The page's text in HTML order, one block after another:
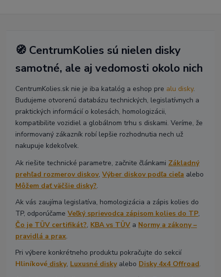
🧭 CentrumKolies sú nielen disky
samotné, ale aj vedomosti okolo nich
CentrumKolies.sk nie je iba katalóg a eshop pre alu disky.
Budujeme otvorenú databázu technických, legislatívnych a
praktických informácií o kolesách, homologizácii,
kompatibilite vozidiel a globálnom trhu s diskami. Veríme, že
informovaný zákazník robí lepšie rozhodnutia nech už
nakupuje kdekoľvek.
Ak riešite technické parametre, začnite článkami Základný
prehľad rozmerov diskov,Výber diskov podľa cieľa alebo
Môžem dať väčšie disky?.
Ak vás zaujíma legislatíva, homologizácia a zápis kolies do
TP, odporúčameVeľký sprievodca zápisom kolies do TP,
Čo je TÜV certifikát?, KBA vs TÜV a Normy a zákony –
pravidlá a prax.
Pri výbere konkrétneho produktu pokračujte do sekcií
Hliníkové disky, Luxusné diskyalebo Disky 4x4 Offroad.